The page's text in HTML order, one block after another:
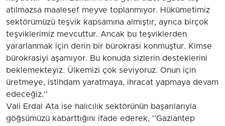
atılmazsa maalesef meyve toplanmıyor. Hükümetimiz
sektörümüzü teşvik kapsamına almıştır, ayrıca birçok
teşviklerimiz mevcuttur. Ancak bu teşviklerden
yararlanmak için derin bir bürokrasi konmuştur. Kimse
bürokrasiyi aşamıyor. Bu konuda sizlerin desteklerini
beklemekteyiz. Ülkemizi çok seviyoruz. Onun için
üretmeye, istihdam yaratmaya, ihracat yapmaya devam
edeceğiz.''
Vali Erdal Ata ise halıcılık sektörünün başarılarıyla
göğsümüzü kabarttığını ifade ederek, ''Gaziantep